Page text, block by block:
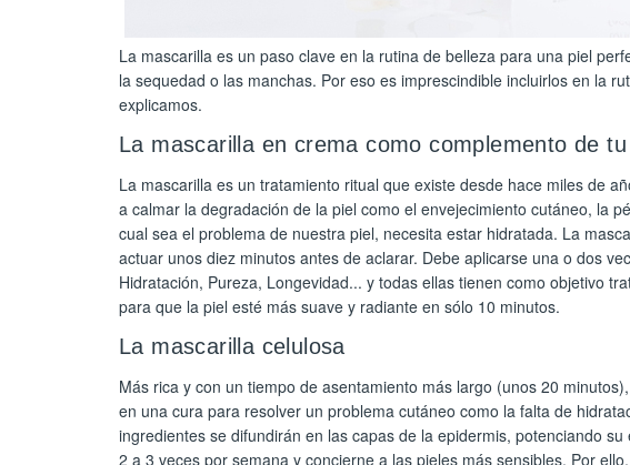
La mascarilla es un paso clave en la rutina de belleza para una piel
la sequedad o las manchas. Por eso es imprescindible incluirlos en la
explicamos.
La mascarilla en crema como complemento de
La mascarilla es un tratamiento ritual que existe desde hace miles de
a calmar la degradación de la piel como el envejecimiento cutáneo, la
cual sea el problema de nuestra piel, necesita estar hidratada. La
actuar unos diez minutos antes de aclarar. Debe aplicarse una o dos
Hidratación, Pureza, Longevidad... y todas ellas tienen como objetivo
para que la piel esté más suave y radiante en sólo 10 minutos.
La mascarilla celulosa
Más rica y con un tiempo de asentamiento más largo (unos 20
en una cura para resolver un problema cutáneo como la falta de
ingredientes se difundirán en las capas de la epidermis, potenciando
2 a 3 veces por semana y concierne a las pieles más sensibles. Por